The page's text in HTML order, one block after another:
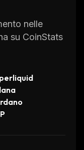
nelle
su CoinStats